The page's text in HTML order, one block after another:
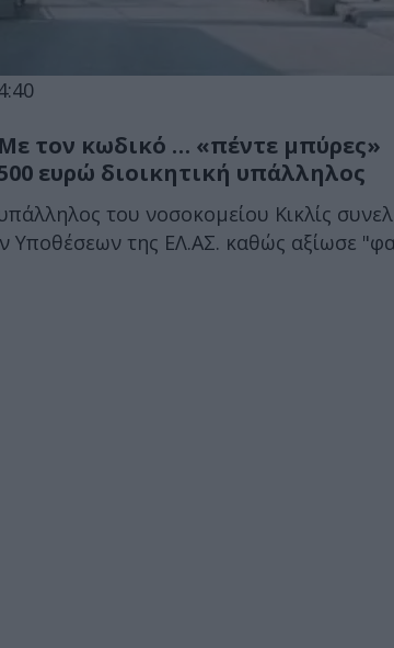
τον κωδικό … «πέντε μπύρες»
ευρώ διοικητική υπάλληλος
του νοσοκομείου Κικλίς
Υποθέσεων της ΕΛ.ΑΣ. καθώς αξίωσε